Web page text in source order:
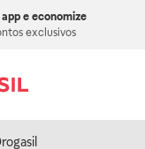
app e economize
exclusivos